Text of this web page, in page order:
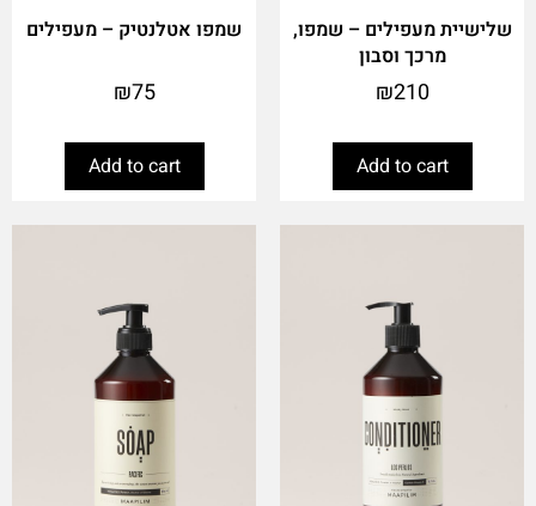
שלישיית מעפילים – שמפו,
מרכך וסבון
₪210
Add to cart
שמפו אטלנטיק – מעפילים
₪75
Add to cart